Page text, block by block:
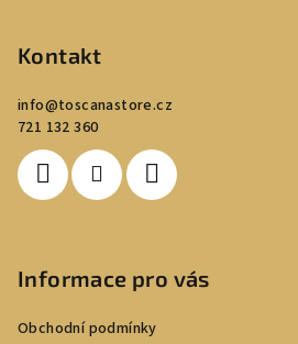
Kontakt
info@toscanastore.cz
721 132 360
Informace pro vás
Obchodní podmínky